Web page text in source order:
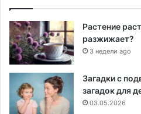
Растение
разжижает?
3 недели ago
Загадки с
загадок для
03.05.2026